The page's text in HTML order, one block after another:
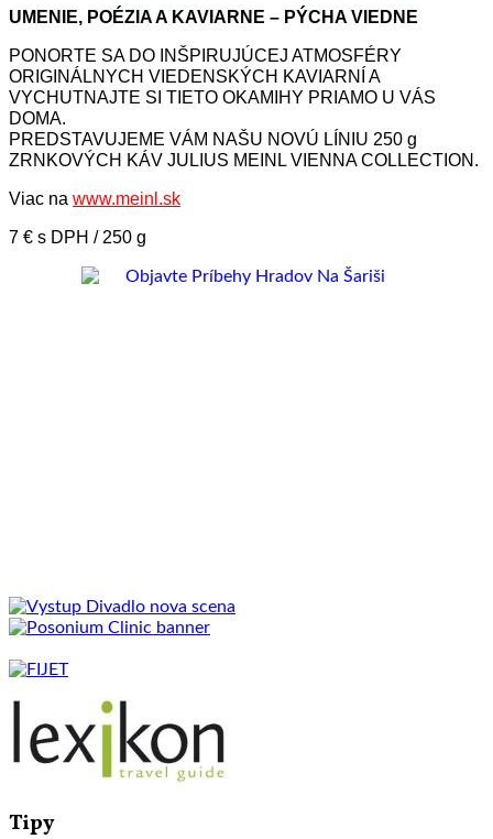
UMENIE, POÉZIA A KAVIARNE – PÝCHA VIEDNE
PONORTE SA DO INŠPIRUJÚCEJ ATMOSFÉRY
ORIGINÁLNYCH VIEDENSKÝCH KAVIARNÍ A
VYCHUTNAJTE SI TIETO OKAMIHY PRIAMO U VÁS
DOMA.
PREDSTAVUJEME VÁM NAŠU NOVÚ LÍNIU 250 g
ZRNKOVÝCH KÁV JULIUS MEINL VIENNA COLLECTION.
Viac na www.meinl.sk
7 € s DPH / 250 g
Tipy